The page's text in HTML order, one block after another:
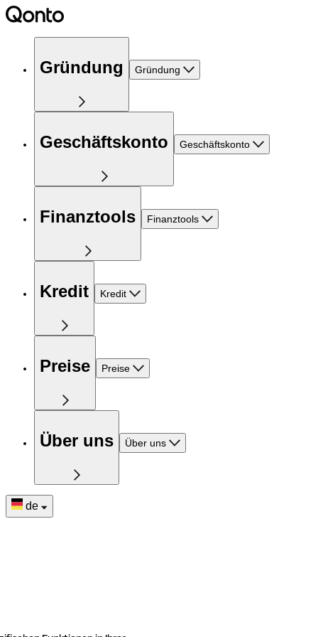
Gründung Gründung
Geschäftskonto Geschäftskonto
Finanztools Finanztools
Kredit Kredit
Preise Preise
Über uns Über uns
de